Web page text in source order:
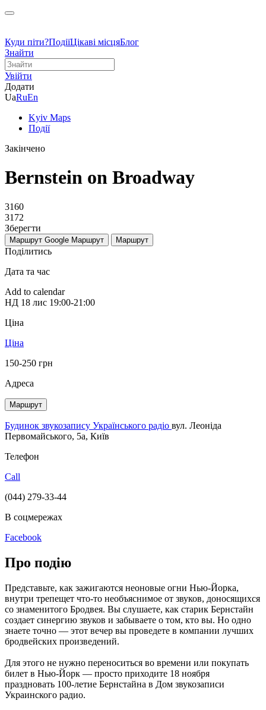
Куди піти?ПодіїЦікаві місцяБлог
Знайти
Увійти
Додати
UaRuEn
Kyiv Maps
Події
Закінчено
Bernstein on Broadway
3160
3172
Зберегти
Маршрут Google Маршрут Маршрут
Поділитись
Дата та час
Add to calendar
НД 18 лис 19:00-21:00
Ціна
Ціна
150-250 грн
Адреса
Маршрут
Будинок звукозапису Українського радіо вул. Леоніда
Первомайського, 5а, Київ
Телефон
Call
(044) 279-33-44
В соцмережах
Facebook
Про подію
Представьте, как зажигаются неоновые огни Нью-Йорка,
внутри трепещет что-то необъяснимое от звуков, доносящихся
со знаменитого Бродвея. Вы слушаете, как старик Бернстайн
создает синергию звуков и забываете о том, кто вы. Но одно
знаете точно — этот вечер вы проведете в компании лучших
бродвейских произведений.
Для этого не нужно переноситься во времени или покупать
билет в Нью-Йорк — просто приходите 18 ноября
праздновать 100-летие Бернстайна в Дом звукозаписи
Украинского радио.